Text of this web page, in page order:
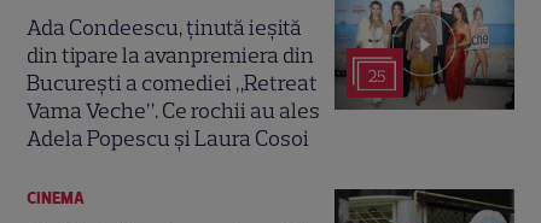
25
Ada Condeescu, ținută ieșită
din tipare la avanpremiera din
București a comediei „Retreat
Vama Veche”. Ce rochii au ales
Adela Popescu și Laura Cosoi
CINEMA